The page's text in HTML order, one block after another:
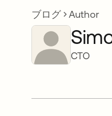
ブログ Author
CTO